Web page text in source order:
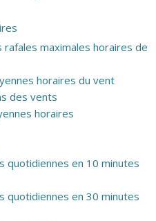
maximales horaires de
horaires du vent
des vents
horaires
quotidiennes en 10 minutes
quotidiennes en 30 minutes